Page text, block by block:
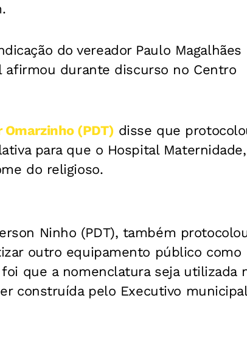
do vereador Paulo Magalhães
durante discurso no Centro
Omarzinho (PDT) disse que
para que o Hospital Maternidade,
do religioso.
Ninho (PDT), também
outro equipamento público como
que a nomenclatura seja utilizada
construída pelo Executivo